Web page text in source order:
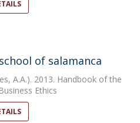
of salamanca
A.A.). 2013. Handbook of the
Ethics